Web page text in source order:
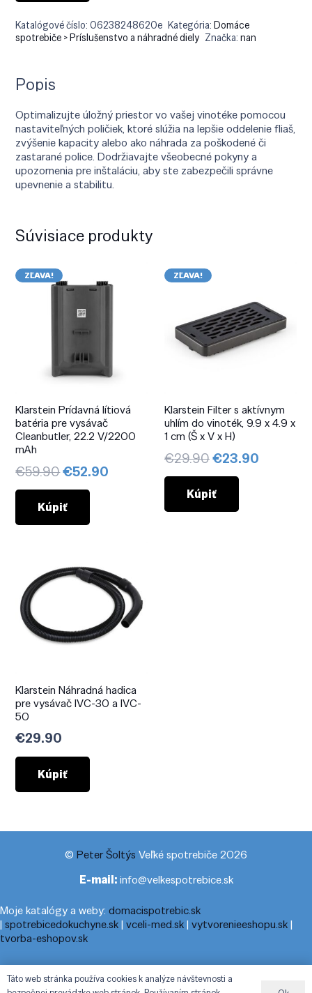
Katalógové číslo:06238248620e Kategória:Domáce
spotrebiče > Príslušenstvo a náhradné diely Značka:nan
Popis
Optimalizujte úložný priestor vo vašej vinotéke pomocou
nastaviteľných poličiek, ktoré slúžia na lepšie oddelenie fliaš,
zvýšenie kapacity alebo ako náhrada za poškodené či
zastarané police. Dodržiavajte všeobecné pokyny a
upozornenia pre inštaláciu, aby ste zabezpečili správne
upevnenie a stabilitu.
Súvisiace produkty
ZĽAVA!
Klarstein Prídavná lítiová
batéria pre vysávač
Cleanbutler, 22.2 V/2200
mAh
€59.90Pôvodná
cena
bola:
€59.90.
€52.90
Kúpiť
ZĽAVA!
Klarstein Filter s aktívnym
uhlím do vinoték, 9.9 x 4.9 x
1 cm (Š x V x H)
€29.90Pôvodná
cena
bola:
€29.90.
€23.90
Kúpiť
Klarstein Náhradná hadica
pre vysávač IVC-30 a IVC-
50
€29.90
Kúpiť
© Peter Šoltýs Veľké spotrebiče 2026
E-mail:info@velkespotrebice.sk
Moje katalógy a weby: domacispotrebic.sk
| spotrebicedokuchyne.sk| vceli-med.sk| vytvorenieeshopu.sk|
tvorba-eshopov.sk
Moje blogy:cestovnyporiadok.eu|pracanadoma.net|telefonny-
zoznam-podla-cisla.sk |praca-z-domu-na-pc.sk|dnesny-
Táto web stránka používa cookies k analýze návštevnosti a